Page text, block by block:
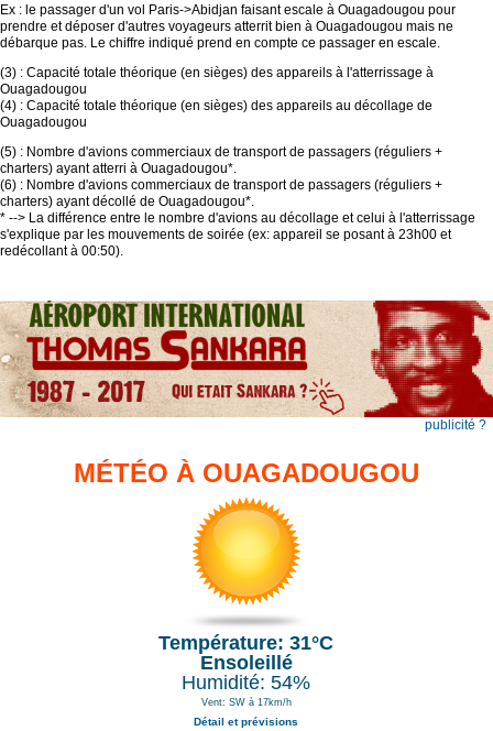
Ex : le passager d'un vol Paris->Abidjan faisant escale à Ouagadougou pour
prendre et déposer d'autres voyageurs atterrit bien à Ouagadougou mais ne
débarque pas. Le chiffre indiqué prend en compte ce passager en escale.
(3) : Capacité totale théorique (en sièges) des appareils à l'atterrissage à
Ouagadougou
(4) : Capacité totale théorique (en sièges) des appareils au décollage de
Ouagadougou
(5) : Nombre d'avions commerciaux de transport de passagers (réguliers +
charters) ayant atterri à Ouagadougou*.
(6) : Nombre d'avions commerciaux de transport de passagers (réguliers +
charters) ayant décollé de Ouagadougou*.
* --> La différence entre le nombre d'avions au décollage et celui à l'atterrissage
s'explique par les mouvements de soirée (ex: appareil se posant à 23h00 et
redécollant à 00:50).
publicité ?
MÉTÉO À OUAGADOUGOU
Température: 31°C
Ensoleillé
Humidité: 54%
Vent: SW à 17km/h
Détail et prévisions